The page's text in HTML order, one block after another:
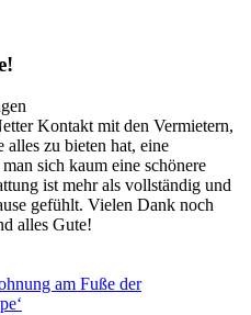
Kontakt mit den Vermietern,
zu bieten hat, eine
sich kaum eine schönere
ist mehr als vollständig und
gefühlt. Vielen Dank noch
alles Gute!
am Fuße der